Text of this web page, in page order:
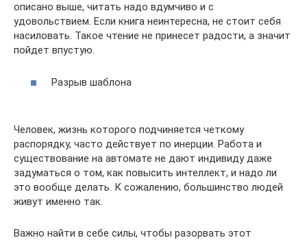
описано выше, читать надо вдумчиво и с
удовольствием. Если книга неинтересна, не стоит себя
насиловать. Такое чтение не принесет радости, а значит
пойдет впустую.
Разрыв шаблона
Человек, жизнь которого подчиняется четкому
распорядку, часто действует по инерции. Работа и
существование на автомате не дают индивиду даже
задуматься о том, как повысить интеллект, и надо ли
это вообще делать. К сожалению, большинство людей
живут именно так.
Важно найти в себе силы, чтобы разорвать этот